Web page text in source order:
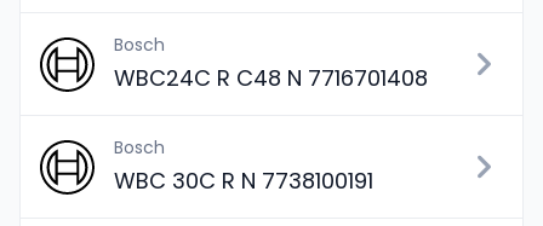
Bosch
WBC24C R C48 N 7716701408
Bosch
WBC 30C R N 7738100191